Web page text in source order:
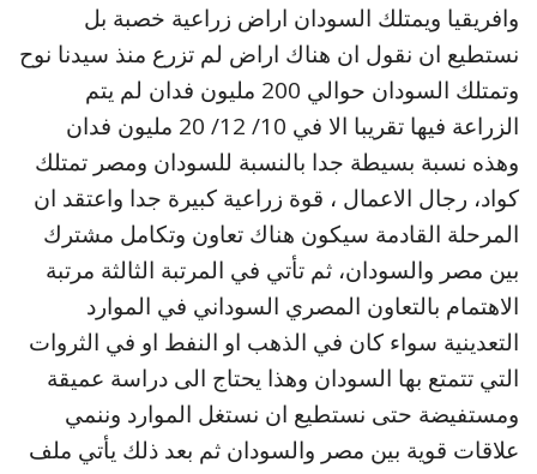
وافريقيا ويمتلك السودان اراض زراعية خصبة بل
نستطيع ان نقول ان هناك اراض لم تزرع منذ سيدنا نوح
وتمتلك السودان حوالي 200 مليون فدان لم يتم
الزراعة فيها تقريبا الا في 10/ 12/ 20 مليون فدان
وهذه نسبة بسيطة جدا بالنسبة للسودان ومصر تمتلك
كواد، رجال الاعمال ، قوة زراعية كبيرة جدا واعتقد ان
المرحلة القادمة سيكون هناك تعاون وتكامل مشترك
بين مصر والسودان، ثم تأتي في المرتبة الثالثة مرتبة
الاهتمام بالتعاون المصري السوداني في الموارد
التعدينية سواء كان في الذهب او النفط او في الثروات
التي تتمتع بها السودان وهذا يحتاج الى دراسة عميقة
ومستفيضة حتى نستطيع ان نستغل الموارد وننمي
علاقات قوية بين مصر والسودان ثم بعد ذلك يأتي ملف